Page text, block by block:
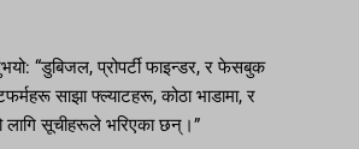
“डुबिजल, प्रोपर्टी फाइन्डर, र फेसबुक
साझा फ्ल्याटहरू, कोठा भाडामा, र
लागि सूचीहरूले भरिएका छन्।”